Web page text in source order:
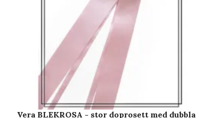
Vera BLEKROSA - stor doprosett med dubbla